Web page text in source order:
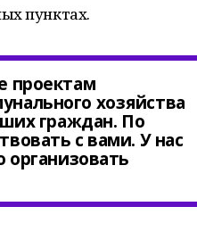
пунктах.
проектам
хозяйства
граждан. По
с вами. У нас
организовать